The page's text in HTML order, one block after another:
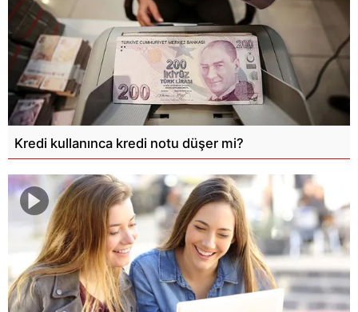
Kredi kullanınca kredi notu düşer mi?